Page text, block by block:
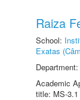
Raiza
School:
Exatas
Department:
Academic
title: MS-3.1